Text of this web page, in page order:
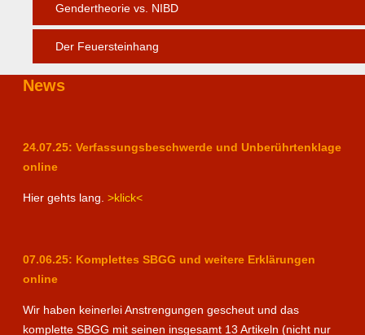
Gendertheorie vs. NIBD
Der Feuersteinhang
News
24.07.25: Verfassungsbeschwerde und Unberührtenklage
online
Hier gehts lang. >klick<
07.06.25: Komplettes SBGG und weitere Erklärungen
online
Wir haben keinerlei Anstrengungen gescheut und das
komplette SBGG mit seinen insgesamt 13 Artikeln (nicht nur